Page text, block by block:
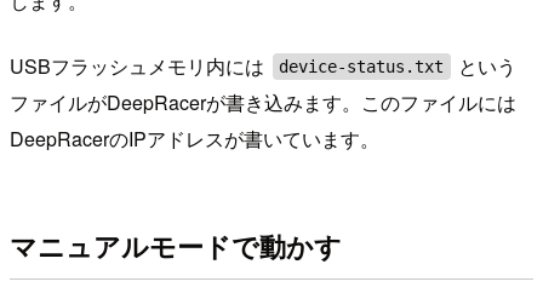
USBフラッシュメモリ内には device-status.txt
という
ファイルがDeepRacerが書き込みます。このファイルには
DeepRacerのIPアドレスが書いています。
マニュアルモードで動かす